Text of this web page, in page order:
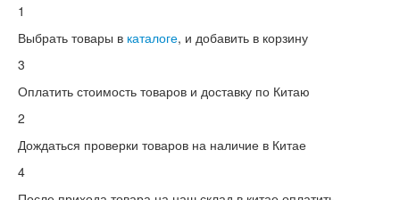
1
Выбрать товары в каталоге, и добавить в корзину
3
Оплатить стоимость товаров и доставку по Китаю
2
Дождаться проверки товаров на наличие в Китае
4